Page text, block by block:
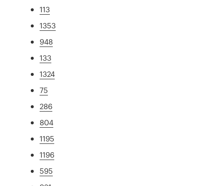
113
1353
948
133
1324
75
286
804
1195
1196
595